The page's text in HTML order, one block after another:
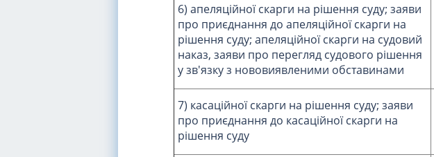
6) апеляційної скарги на рішення суду; заяви
про приєднання до апеляційної скарги на
рішення суду; апеляційної скарги на судовий
наказ, заяви про перегляд судового рішення
у зв'язку з нововиявленими обставинами
7) касаційної скарги на рішення суду; заяви
про приєднання до касаційної скарги на
рішення суду